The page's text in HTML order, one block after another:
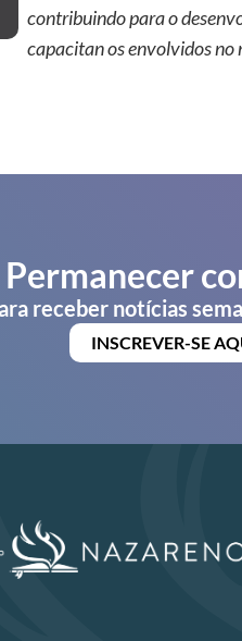
contribuindo para o
capacitan os envolvidos no
Permanecer
receber notícias
INSCREVER-SE